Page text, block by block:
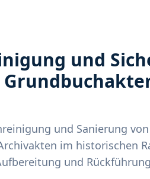
und
und Sanierung von
im historischen
und